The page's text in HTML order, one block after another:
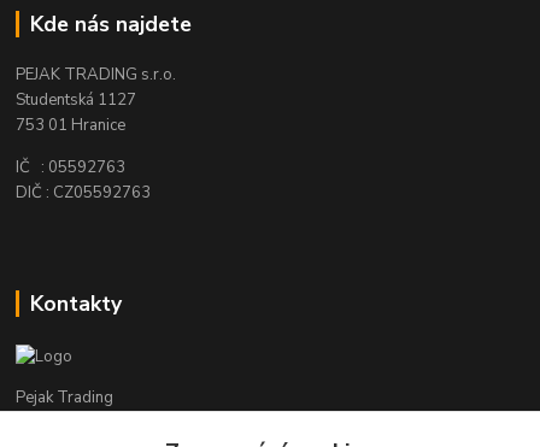
Kde nás najdete
PEJAK TRADING s.r.o.
Studentská 1127
753 01 Hranice
IČ : 05592763
DIČ : CZ05592763
Kontakty
Pejak Trading